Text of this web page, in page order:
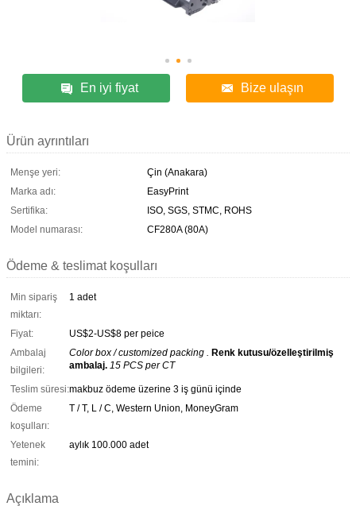
En iyi fiyat Bize ulaşın
Ürün ayrıntıları
Menşe yeri:
Çin (Anakara)
Marka adı:
EasyPrint
Sertifika:
ISO, SGS, STMC, ROHS
Model numarası:
CF280A (80A)
Ödeme & teslimat koşulları
Min sipariş
miktarı:
1 adet
Fiyat:
US$2-US$8 per peice
Ambalaj
bilgileri:
Color box / customized packing . Renk kutusu/özelleştirilmiş
ambalaj. 15 PCS per CT
Teslim süresi:makbuz ödeme üzerine 3 iş günü içinde
Ödeme
koşulları:
T / T, L / C, Western Union, MoneyGram
Yetenek
temini:
aylık 100.000 adet
Açıklama